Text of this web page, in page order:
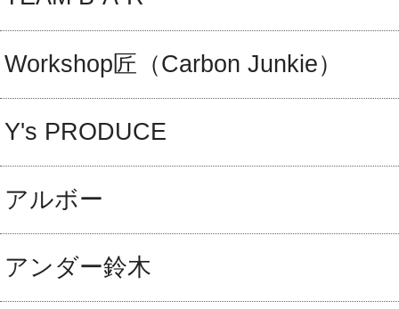
Workshop匠（Carbon Junkie）
Y's PRODUCE
アルボー
アンダー鈴木